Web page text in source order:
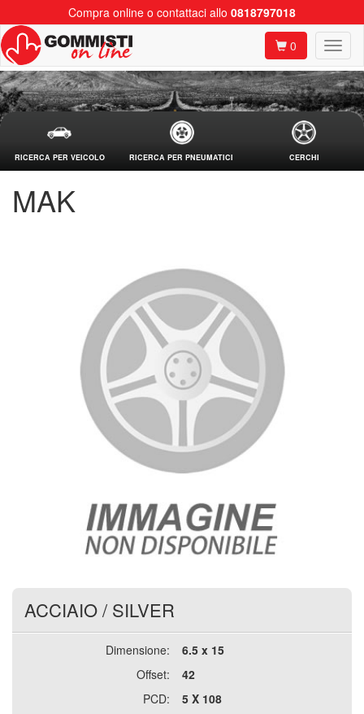
Compra online o contattaci allo 0818797018
0
RICERCA PER VEICOLO RICERCA PER PNEUMATICI CERCHI
MAK
ACCIAIO/ SILVER
Dimensione:
6.5 x 15
Offset:
42
PCD:
5 X 108